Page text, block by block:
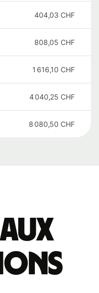
404,03 CHF
808,05 CHF
1 616,10 CHF
4 040,25 CHF
8 080,50 CHF